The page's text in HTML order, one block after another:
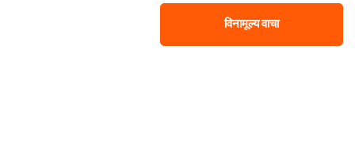
विनामूल्य वाचा